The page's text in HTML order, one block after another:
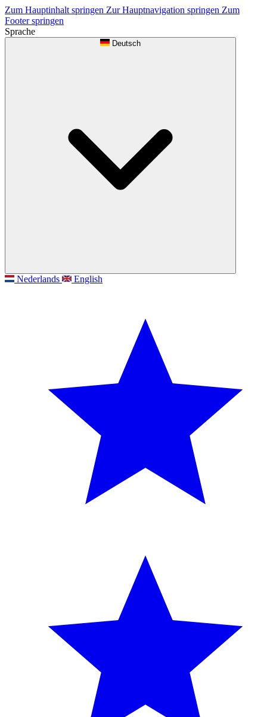
Zum Hauptinhalt springen Zur Hauptnavigation springen Zum
Footer springen
Sprache
Deutsch
Nederlands English